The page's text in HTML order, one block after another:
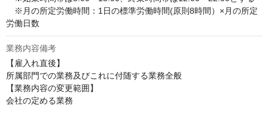
※月の所定労働時間：1日の標準労働時間(原則8時間）×月の所定
労働日数
業務内容備考
【雇入れ直後】
所属部門での業務及びこれに付随する業務全般
【業務内容の変更範囲】
会社の定める業務